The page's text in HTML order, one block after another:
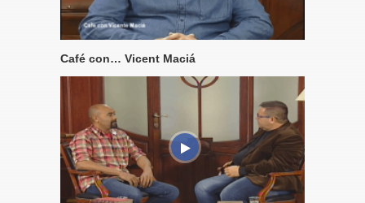
Café con… Vicent Maciá